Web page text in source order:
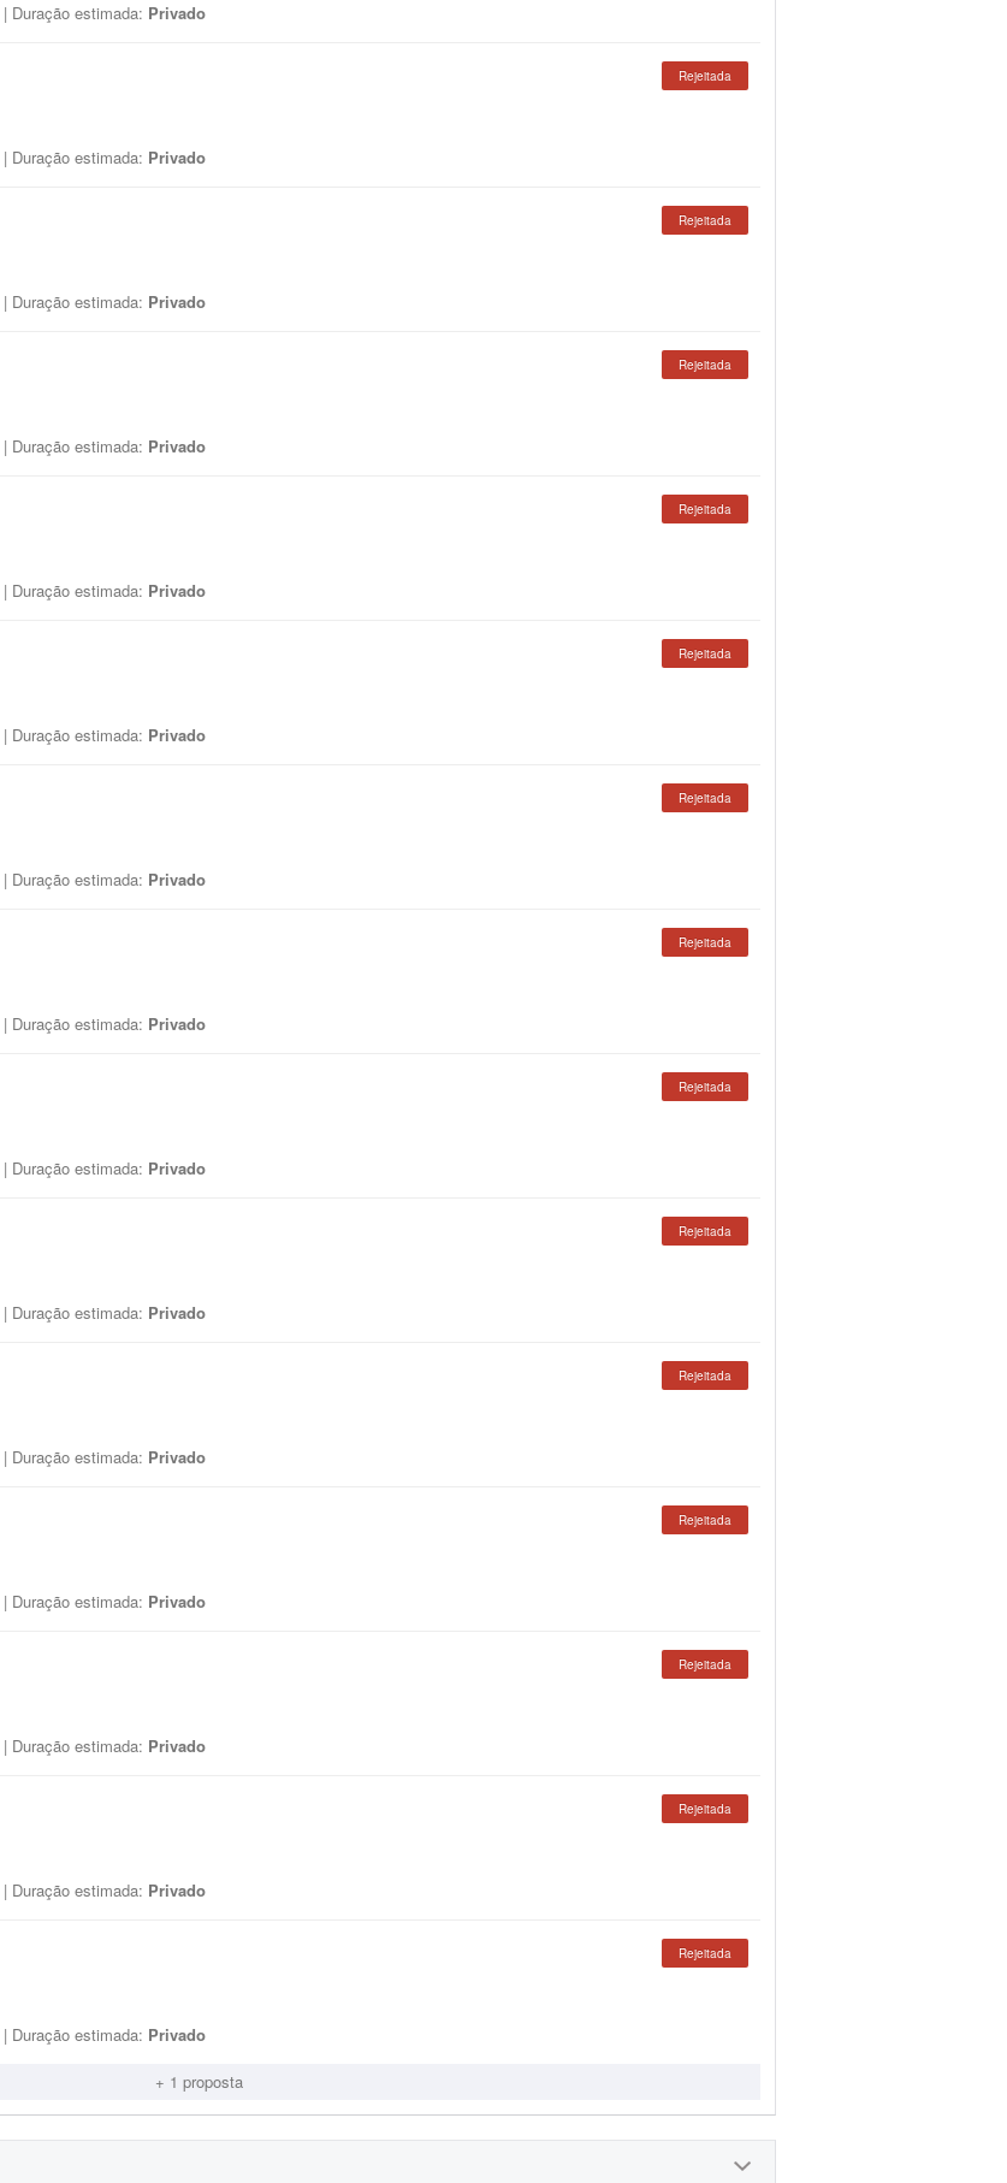
| Duração estimada: Privado
Rejeitada
| Duração estimada: Privado
Rejeitada
| Duração estimada: Privado
Rejeitada
| Duração estimada: Privado
Rejeitada
| Duração estimada: Privado
Rejeitada
| Duração estimada: Privado
Rejeitada
| Duração estimada: Privado
Rejeitada
| Duração estimada: Privado
Rejeitada
| Duração estimada: Privado
Rejeitada
| Duração estimada: Privado
Rejeitada
| Duração estimada: Privado
Rejeitada
| Duração estimada: Privado
Rejeitada
| Duração estimada: Privado
Rejeitada
| Duração estimada: Privado
Rejeitada
| Duração estimada: Privado
+ 1 proposta